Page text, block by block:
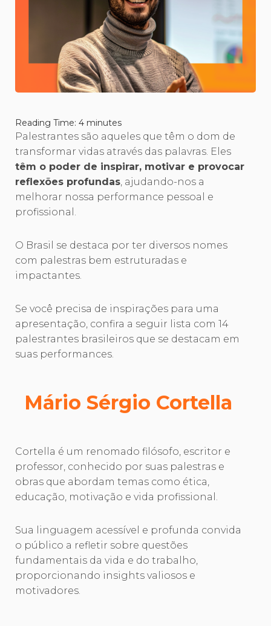
Reading Time: 4 minutes
Palestrantes são aqueles que têm o dom de
transformar vidas através das palavras. Eles
têm o poder de inspirar, motivar e provocar
reflexões profundas, ajudando-nos a
melhorar nossa performance pessoal e
profissional.
O Brasil se destaca por ter diversos nomes
com palestras bem estruturadas e
impactantes.
Se você precisa de inspirações para uma
apresentação, confira a seguir lista com 14
palestrantes brasileiros que se destacam em
suas performances.
Mário Sérgio Cortella
Cortella é um renomado filósofo, escritor e
professor, conhecido por suas palestras e
obras que abordam temas como ética,
educação, motivação e vida profissional.
Sua linguagem acessível e profunda convida
o público a refletir sobre questões
fundamentais da vida e do trabalho,
proporcionando insights valiosos e
motivadores.